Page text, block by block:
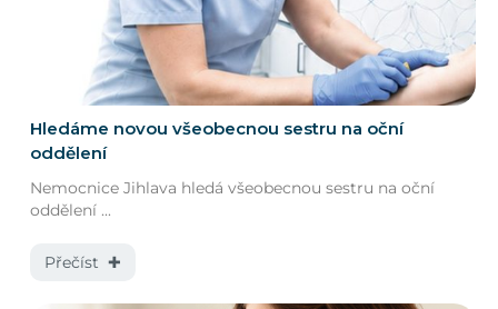
Hledáme novou všeobecnou sestru na oční
oddělení
Nemocnice Jihlava hledá všeobecnou sestru na oční
oddělení ...
Přečíst ✚